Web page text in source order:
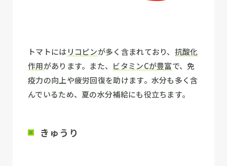
トマトにはリコピンが多く含まれており、 抗酸化
作用があります。また、 ビタミンCが豊富で、免
疫力の向上や疲労回復を助けます。水分も多く含
んでいるため、夏の水分補給にも役立ちます。
きゅうり